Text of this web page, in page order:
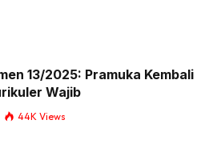
13/2025: Pramuka Kembali
Wajib
44K Views